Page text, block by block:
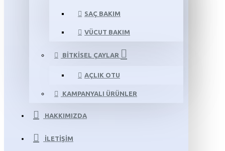
SAÇ BAKIM
VÜCUT BAKIM
BITKISEL ÇAYLAR
AÇLIK OTU
KAMPANYALI ÜRÜNLER
HAKKIMIZDA
İLETIŞIM